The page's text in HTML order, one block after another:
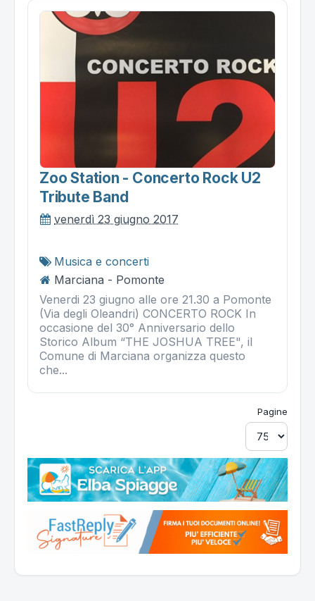
Zoo Station - Concerto Rock U2
Tribute Band
venerdì 23 giugno 2017
Musica e concerti
Marciana - Pomonte
Venerdi 23 giugno alle ore 21.30 a Pomonte
(Via degli Oleandri) CONCERTO ROCK In
occasione del 30° Anniversario dello
Storico Album “THE JOSHUA TREE", il
Comune di Marciana organizza questo
che...
Pagine